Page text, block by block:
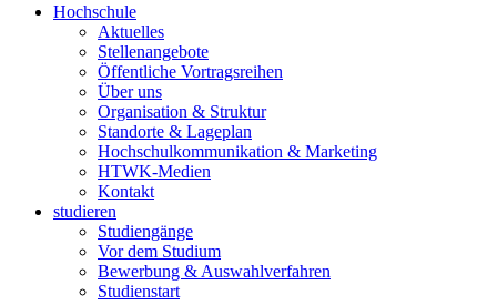
Hochschule
Aktuelles
Stellenangebote
Öffentliche Vortragsreihen
Über uns
Organisation & Struktur
Standorte & Lageplan
Hochschulkommunikation & Marketing
HTWK-Medien
Kontakt
studieren
Studiengänge
Vor dem Studium
Bewerbung & Auswahlverfahren
Studienstart